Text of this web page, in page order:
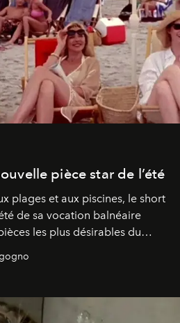
pièce star de l’été
plages et aux piscines, le short
de sa vocation balnéaire
les plus désirables du